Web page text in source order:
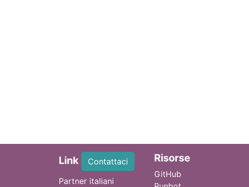
Link
Contattaci
Partner italiani
Risorse
GitHub